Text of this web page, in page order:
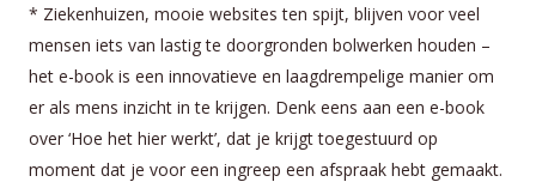
* Ziekenhuizen, mooie websites ten spijt, blijven voor veel
mensen iets van lastig te doorgronden bolwerken houden –
het e-book is een innovatieve en laagdrempelige manier om
er als mens inzicht in te krijgen. Denk eens aan een e-book
over ‘Hoe het hier werkt’, dat je krijgt toegestuurd op
moment dat je voor een ingreep een afspraak hebt gemaakt.